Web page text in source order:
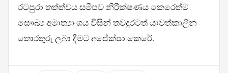
රටපුරා තත්ත්වය සමීපව නිරීක්ෂණය කෙරෙත්ම
සෞඛ්‍ය අමාත්‍යාංශය විසින් තවදුරටත් යාවත්කාලීන
තොරතුරු ලබා දීමට අපේක්ෂා කෙරේ.